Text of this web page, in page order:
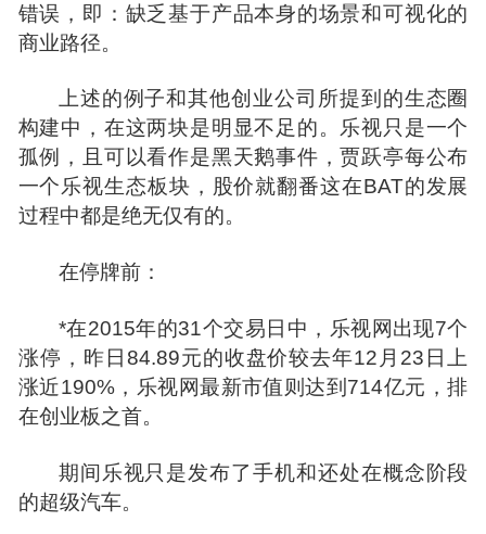
错误，即：缺乏基于产品本身的场景和可视化的
商业路径。
上述的例子和其他创业公司所提到的生态圈
构建中，在这两块是明显不足的。乐视只是一个
孤例，且可以看作是黑天鹅事件，贾跃亭每公布
一个乐视生态板块，股价就翻番这在BAT的发展
过程中都是绝无仅有的。
在停牌前：
*在2015年的31个交易日中，乐视网出现7个
涨停，昨日84.89元的收盘价较去年12月23日上
涨近190%，乐视网最新市值则达到714亿元，排
在创业板之首。
期间乐视只是发布了手机和还处在概念阶段
的超级汽车。